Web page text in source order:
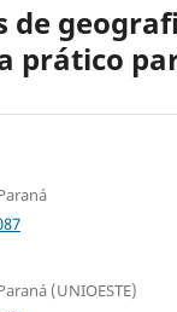
de
prático
(UNIOESTE)